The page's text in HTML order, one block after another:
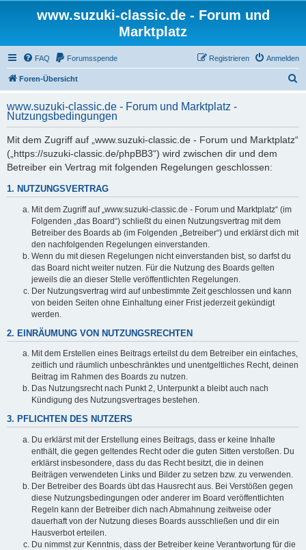
www.suzuki-classic.de - Forum und
Marktplatz
FAQ Forumsspende Anmelden
Registrieren
Foren-Übersicht
h
www.suzuki-classic.de - Forum und Marktplatz -
Nutzungsbedingungen
Mit dem Zugriff auf „www.suzuki-classic.de - Forum und Marktplatz“
(„https://suzuki-classic.de/phpBB3“) wird zwischen dir und dem
Betreiber ein Vertrag mit folgenden Regelungen geschlossen:
1. NUTZUNGSVERTRAG
Mit dem Zugriff auf „www.suzuki-classic.de - Forum und Marktplatz“ (im
Folgenden „das Board“) schließt du einen Nutzungsvertrag mit dem
Betreiber des Boards ab (im Folgenden „Betreiber“) und erklärst dich mit
den nachfolgenden Regelungen einverstanden.
Wenn du mit diesen Regelungen nicht einverstanden bist, so darfst du
das Board nicht weiter nutzen. Für die Nutzung des Boards gelten
jeweils die an dieser Stelle veröffentlichten Regelungen.
Der Nutzungsvertrag wird auf unbestimmte Zeit geschlossen und kann
von beiden Seiten ohne Einhaltung einer Frist jederzeit gekündigt
werden.
2. EINRÄUMUNG VON NUTZUNGSRECHTEN
Mit dem Erstellen eines Beitrags erteilst du dem Betreiber ein einfaches,
zeitlich und räumlich unbeschränktes und unentgeltliches Recht, deinen
Beitrag im Rahmen des Boards zu nutzen.
Das Nutzungsrecht nach Punkt 2, Unterpunkt a bleibt auch nach
Kündigung des Nutzungsvertrages bestehen.
3. PFLICHTEN DES NUTZERS
Du erklärst mit der Erstellung eines Beitrags, dass er keine Inhalte
enthält, die gegen geltendes Recht oder die guten Sitten verstoßen. Du
erklärst insbesondere, dass du das Recht besitzt, die in deinen
Beiträgen verwendeten Links und Bilder zu setzen bzw. zu verwenden.
Der Betreiber des Boards übt das Hausrecht aus. Bei Verstößen gegen
diese Nutzungsbedingungen oder anderer im Board veröffentlichten
Regeln kann der Betreiber dich nach Abmahnung zeitweise oder
dauerhaft von der Nutzung dieses Boards ausschließen und dir ein
Hausverbot erteilen.
Du nimmst zur Kenntnis, dass der Betreiber keine Verantwortung für die